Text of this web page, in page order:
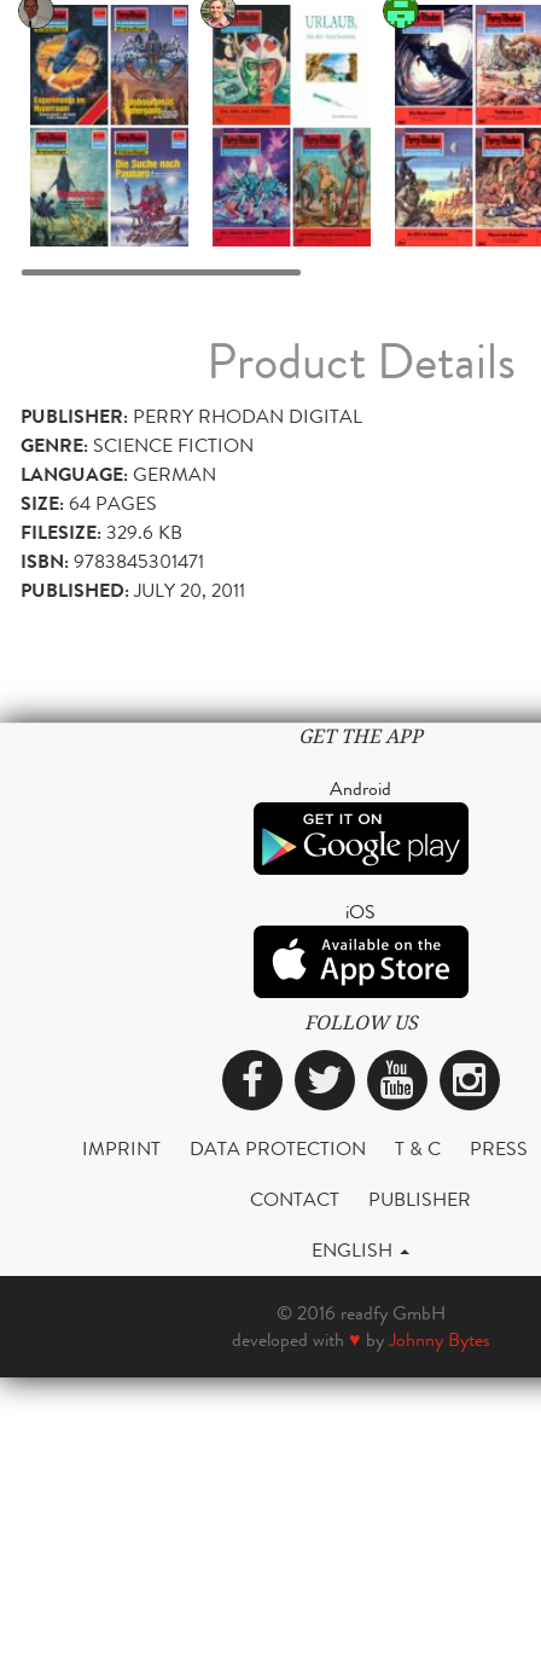
Product Details
PUBLISHER: PERRY RHODAN DIGITAL
GENRE: SCIENCE FICTION
LANGUAGE:GERMAN
SIZE:64 PAGES
FILESIZE:329.6 KB
ISBN:9783845301471
PUBLISHED:JULY 20, 2011
GET THE APP
Android
iOS
FOLLOW US
Facebook
Twitter
IMPRINT DATA PROTECTION T & C
PRESS
CONTACT
PUBLISHER
ENGLISH
© 2016 readfy GmbH
developed with ♥ byJohnny Bytes